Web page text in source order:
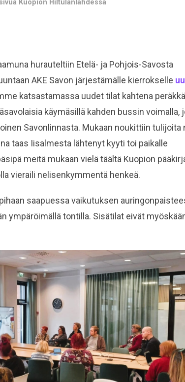
Kuopion Hiltulanlahdessa
hurauteltiin Etelä- ja Pohjois-Savosta
AKE Savon järjestämälle kierrokselle
katsastamassa uudet tilat kahtena
käymäsillä kahden bussin voimalla,
Savonlinnasta. Mukaan noukittiin tulijoita
taas Iisalmesta lähtenyt kyyti toi paikalle
meitä mukaan vielä täältä Kuopion
vieraili nelisenkymmentä henkeä.
saapuessa vaikutuksen
ympäröimällä tontilla. Sisätilat eivät